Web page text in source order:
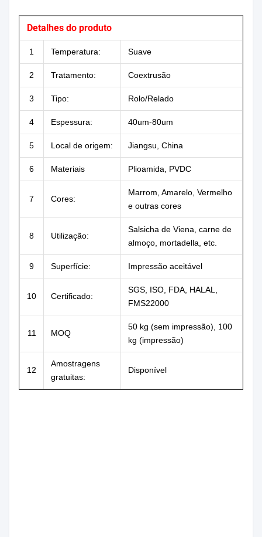
Detalhes do produto
1 Temperatura: Suave
2 Tratamento: Coextrusão
3 Tipo: Rolo/Relado
4 Espessura: 40um-80um
5 Local de origem: Jiangsu, China
6 Materiais Plioamida, PVDC
7 Cores:
Marrom, Amarelo, Vermelho
e outras cores
8 Utilização:
Salsicha de Viena, carne de
almoço, mortadella, etc.
9 Superfície: Impressão aceitável
10 Certificado:
SGS, ISO, FDA, HALAL,
FMS22000
11 MOQ
50 kg (sem impressão), 100
kg (impressão)
12
Amostragens
gratuitas:
Disponível